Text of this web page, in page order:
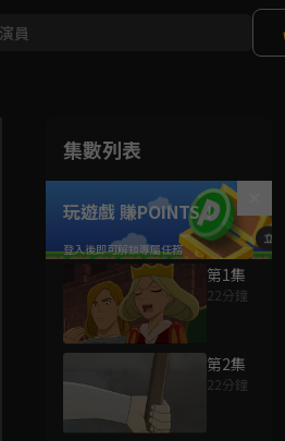
集數列表
玩遊戲 賺POINTS！
第1集
22分鐘
第2集
22分鐘